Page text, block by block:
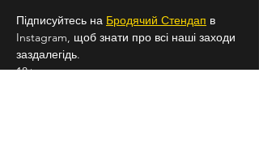
Підписуйтесь на Бродячий Стендап в
Instagram, щоб знати про всі наші заходи
заздалегідь.
18+